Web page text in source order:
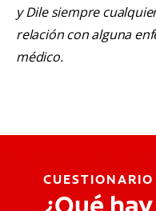
y Dile siempre
relación con alguna
médico.